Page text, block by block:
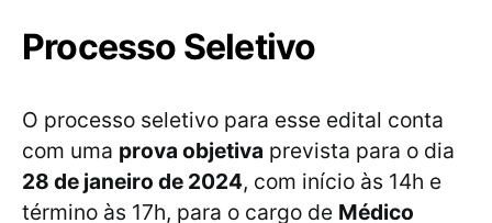
Processo Seletivo
O processo seletivo para esse edital conta
com uma prova objetiva prevista para o dia
28 de janeiro de 2024, com início às 14h e
término às 17h, para o cargo de Médico